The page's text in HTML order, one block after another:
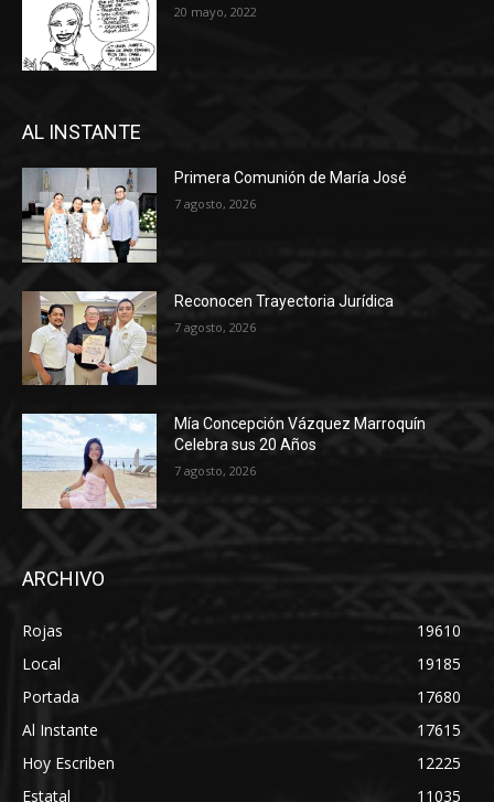
20 mayo, 2022
AL INSTANTE
Primera Comunión de María José
7 agosto, 2026
Reconocen Trayectoria Jurídica
7 agosto, 2026
Mía Concepción Vázquez Marroquín
Celebra sus 20 Años
7 agosto, 2026
ARCHIVO
Rojas
19610
Local
19185
Portada
17680
Al Instante
17615
Hoy Escriben
12225
Estatal
11035